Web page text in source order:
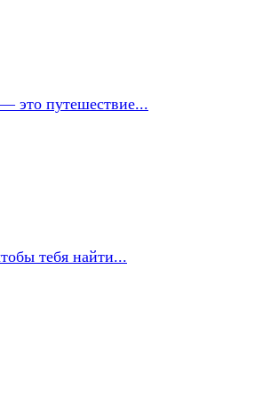
это путешествие...
тебя найти...